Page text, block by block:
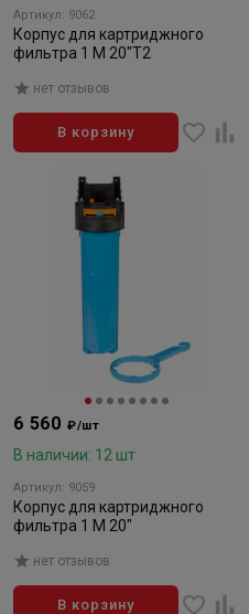
Артикул: 9062
Корпус для картриджного
фильтра 1 М 20"Т2
нет отзывов
В корзину
6 560 ₽/шт
В наличии: 12 шт
Артикул: 9059
Корпус для картриджного
фильтра 1 М 20"
нет отзывов
В корзину